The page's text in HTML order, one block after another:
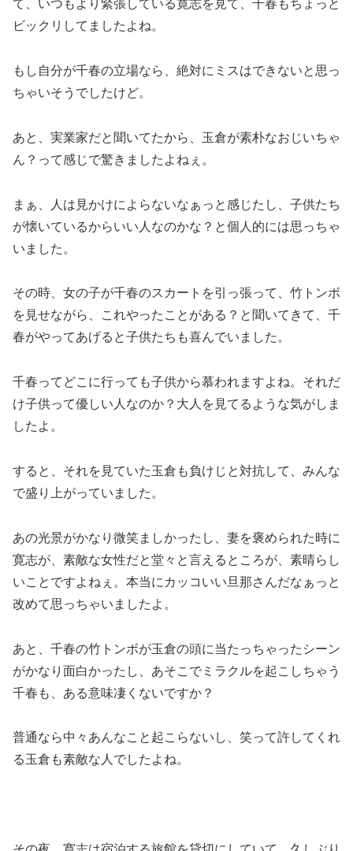
て、いつもより緊張している寛志を見て、千春もちょっと
ビックリしてましたよね。
もし自分が千春の立場なら、絶対にミスはできないと思っ
ちゃいそうでしたけど。
あと、実業家だと聞いてたから、玉倉が素朴なおじいちゃ
ん？って感じで驚きましたよねぇ。
まぁ、人は見かけによらないなぁっと感じたし、子供たち
が懐いているからいい人なのかな？と個人的には思っちゃ
いました。
その時、女の子が千春のスカートを引っ張って、竹トンボ
を見せながら、これやったことがある？と聞いてきて、千
春がやってあげると子供たちも喜んでいました。
千春ってどこに行っても子供から慕われますよね。それだ
け子供って優しい人なのか？大人を見てるような気がしま
したよ。
すると、それを見ていた玉倉も負けじと対抗して、みんな
で盛り上がっていました。
あの光景がかなり微笑ましかったし、妻を褒められた時に
寛志が、素敵な女性だと堂々と言えるところが、素晴らし
いことですよねぇ。本当にカッコいい旦那さんだなぁっと
改めて思っちゃいましたよ。
あと、千春の竹トンボが玉倉の頭に当たっちゃったシーン
がかなり面白かったし、あそこでミラクルを起こしちゃう
千春も、ある意味凄くないですか？
普通なら中々あんなこと起こらないし、笑って許してくれ
る玉倉も素敵な人でしたよね。